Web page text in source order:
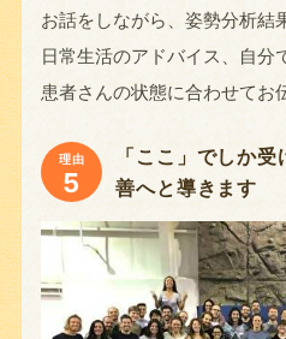
お話をしながら、姿勢分析結
日常生活のアドバイス、自分
患者さんの状態に合わせてお
理由
5
「ここ」でしか
善へと導きます